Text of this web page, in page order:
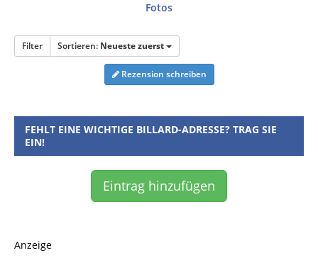
Fotos
Filter Sortieren: Neueste zuerst
Rezension schreiben
FEHLT EINE WICHTIGE BILLARD-ADRESSE? TRAG SIE
EIN!
Eintrag hinzufügen
Anzeige